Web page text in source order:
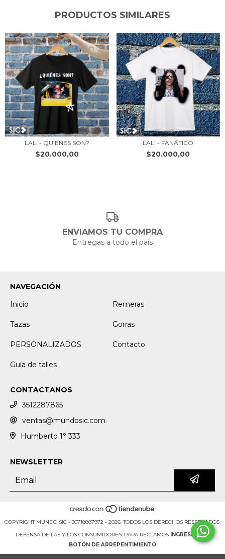
PRODUCTOS SIMILARES
LALI - QUIENES SON?
$20.000,00
LALI - FANÁTICO
$20.000,00
ENVIAMOS TU COMPRA
Entregas a todo el país
NAVEGACIÓN
Inicio
Remeras
Tazas Gorras
PERSONALIZADOS Contacto
Guía de talles
CONTACTANOS
3512287865
ventas@mundosic.com
Humberto 1° 333
NEWSLETTER
COPYRIGHT MUNDO SIC - 30718887972 - 2026. TODOS LOS DERECHOS RESERVADOS.
DEFENSA DE LAS Y LOS CONSUMIDORES. PARA RECLAMOS
INGRESÁ ACÁ.
BOTÓN DE ARREPENTIMIENTO